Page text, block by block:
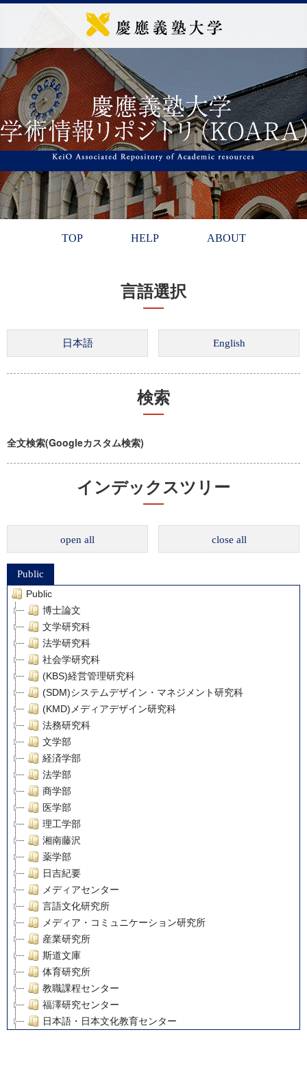
TOP HELP ABOUT
言語選択
検索
全文検索(Googleカスタム検索)
インデックスツリー
open all close all
Public
Public
博士論文
文学研究科
法学研究科
社会学研究科
(KBS)経営管理研究科
(SDM)システムデザイン・マネジメント研究科
(KMD)メディアデザイン研究科
法務研究科
文学部
経済学部
法学部
商学部
医学部
理工学部
湘南藤沢
薬学部
日吉紀要
メディアセンター
言語文化研究所
メディア・コミュニケーション研究所
産業研究所
斯道文庫
体育研究所
教職課程センター
福澤研究センター
日本語・日本文化教育センター